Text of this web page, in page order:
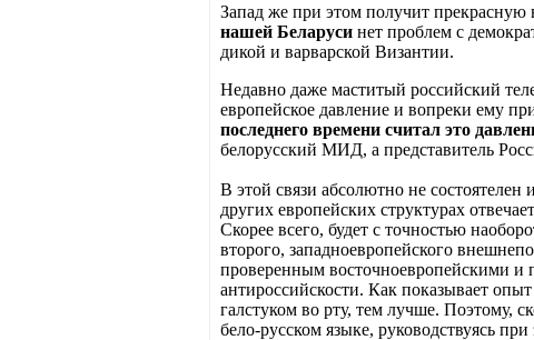
Запад же при этом получит прекрасную
нашей Беларуси нет проблем с
дикой и варварской Византии.
Недавно даже маститый российский
европейское давление и вопреки ему
последнего времени считал это
белорусский МИД, а представитель
В этой связи абсолютно не
других европейских структурах
Скорее всего, будет с точностью
второго, западноевропейского
проверенным восточноевропейскими и
антироссийскости. Как показывает
галстуком во рту, тем лучше. Поэтому,
бело-русском языке, руководствуясь